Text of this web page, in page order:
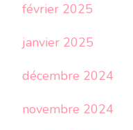
février 2025
janvier 2025
décembre 2024
novembre 2024